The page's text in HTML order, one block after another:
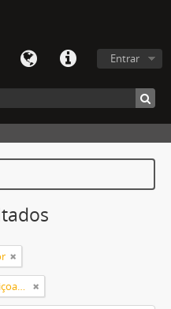
Entrar
Fundação Coordenação de Aperfeiçoamento de Pessoal de Nível Superior (CAPES)